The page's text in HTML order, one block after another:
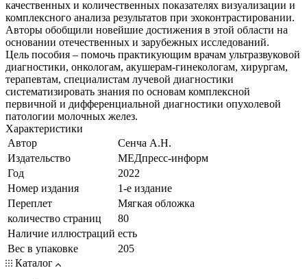
качественных и количественных показателях визуализации и
комплексного анализа результатов при эхоконтрастировании.
Авторы обобщили новейшие достижения в этой области на
основании отечественных и зарубежных исследований.
Цель пособия – помочь практикующим врачам ультразвуковой
диагностики, онкологам, акушерам-гинекологам, хирургам,
терапевтам, специалистам лучевой диагностики
систематизировать знания по основам комплексной
первичной и дифференциальной диагностики опухолевой
патологии молочных желез.
Характеристики
Автор
Сенча А.Н.
Издательство
МЕДпресс-информ
Год
2022
Номер издания
1-е издание
Переплет
Мягкая обложка
количество страниц
80
Наличие иллюстраций есть
Вес в упаковке
205
Каталог